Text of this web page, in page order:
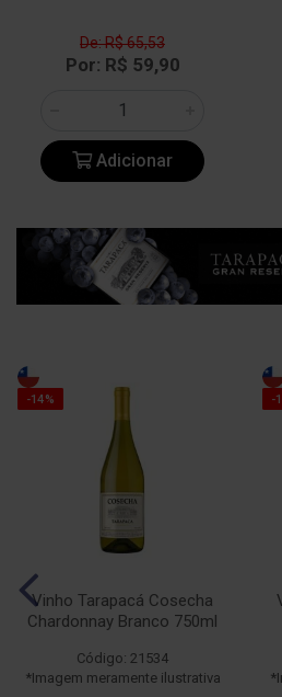
De: R$ 65,53
Por: R$ 59,90
Adicionar
-14%
Vinho Tarapacá Cosecha
Chardonnay Branco 750ml
Código: 21534
*Imagem meramente ilustrativa
-